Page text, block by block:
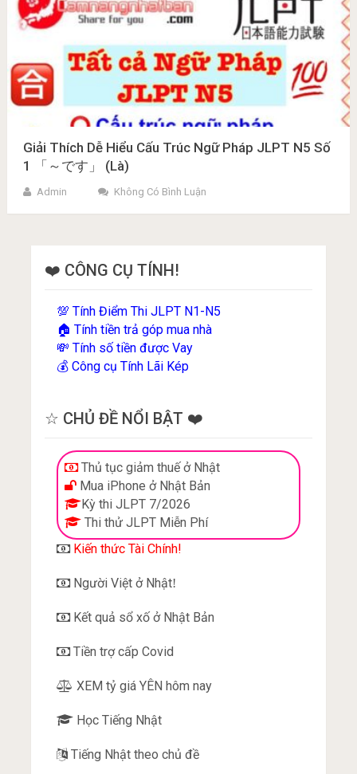
Giải Thích Dễ Hiểu Cấu Trúc Ngữ Pháp JLPT N5 Số
1 「～です」 (Là)
Admin Không Có Bình Luận
❤️ CÔNG CỤ TÍNH!
💯Tính Điểm Thi JLPT N1-N5
🏠Tính tiền trả góp mua nhà
💸Tính số tiền được Vay
💰Công cụ Tính Lãi Kép
☆ CHỦ ĐỀ NỔI BẬT ❤️
Thủ tục giảm thuế ở Nhật
Mua iPhone ở Nhật Bản
Kỳ thi JLPT 7/2026
Thi thử JLPT Miễn Phí
Kiến thức Tài Chính!
Người Việt ở Nhật!
Kết quả sổ xố ở Nhật Bản
Tiền trợ cấp Covid
XEM tỷ giá YÊN hôm nay
Học Tiếng Nhật
Tiếng Nhật theo chủ đề